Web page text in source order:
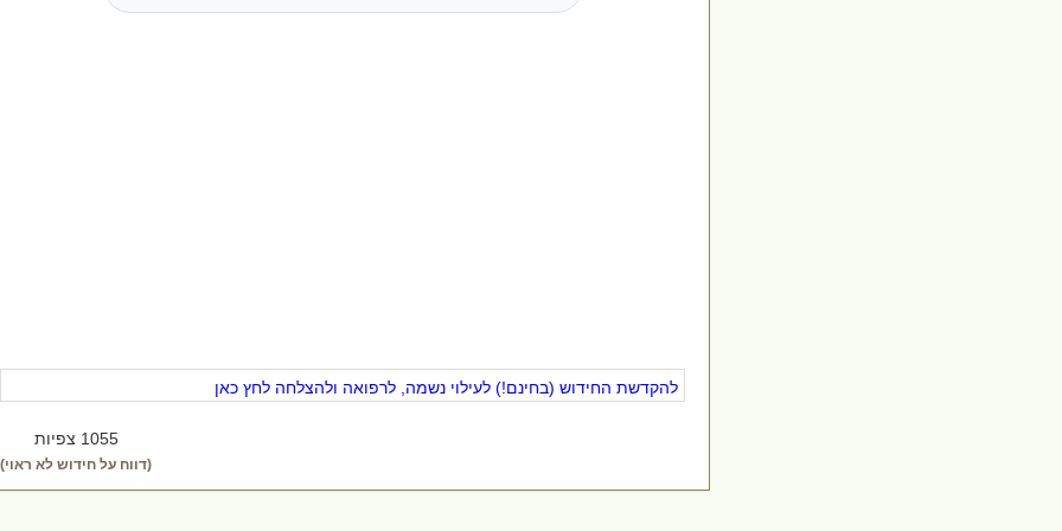
להקדשת החידוש (בחינם!) לעילוי נשמה, לרפואה ולהצלחה לחץ כאן
1055 צפיות
(דווח על חידוש לא ראוי)